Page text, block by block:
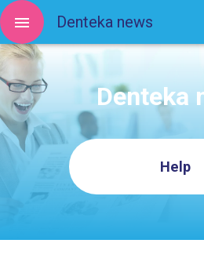
Denteka
Help
Denteka news